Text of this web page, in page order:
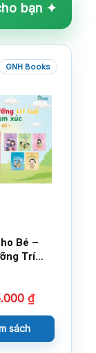
bạn ✦
GNH Books
Bé –
Trí
₫
sách